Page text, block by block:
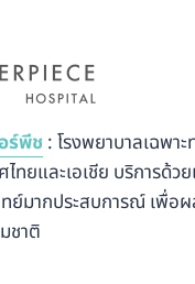
ร์พีช: โรงพยาบาลเฉพาะ
ทยและเอเชีย บริการด้วย
ย์มากประสบการณ์ เพื่อ
ชาติ